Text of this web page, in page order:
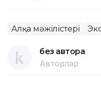
Алқа мәжілістері
без автора
Авторлар